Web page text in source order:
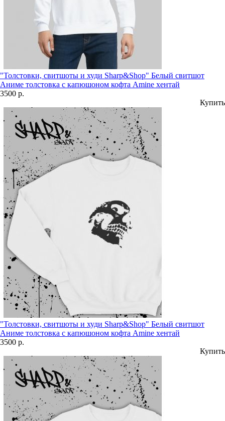
"Толстовки, свитшоты и худи Sharp&Shop" Белый свитшот
Аниме толстовка с капюшоном кофта Amine хентай
3500 р.
Купить
"Толстовки, свитшоты и худи Sharp&Shop" Белый свитшот
Аниме толстовка с капюшоном кофта Amine хентай
3500 р.
Купить